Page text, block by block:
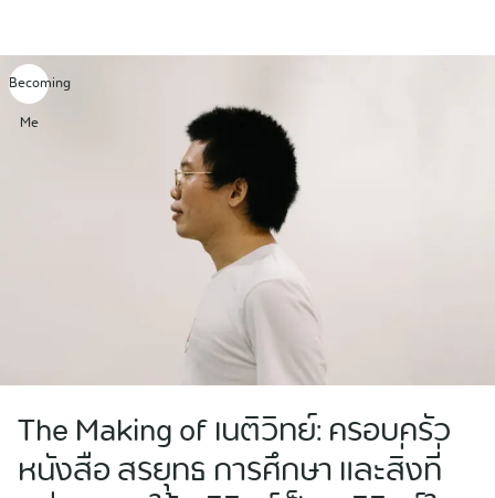
content
Becoming
Me
The Making of เนติวิทย์: ครอบครัว
หนังสือ สรยุทธ การศึกษา และสิ่งที่